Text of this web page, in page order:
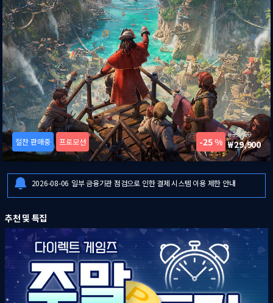
절찬 판매중 프로모션 25 %
39,900
29,900
2026-08-06 [드래곤즈 도그마 2: 다크 어리즌 한국어판] 예약판매 안내
2026-08-06 일부 금융기관 점검으로 인한 결제 시스템 이용 제한 안내
2026-08-07 8월 1주 다이렉트 게임즈 주말특가 프로모션 안내
2026-08-06
2026-08-07 8월 1주 다이렉트 게임즈 주말특가 프로모션 안내
2026-08-06 [드래곤즈 도그마 2: 다크 어리즌 한국어판] 예약판매 안내
추천 및 특집